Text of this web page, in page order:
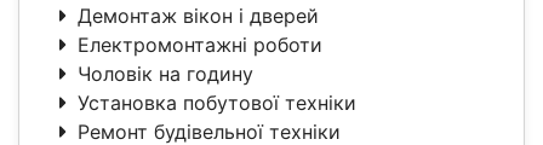
Демонтаж вікон і дверей
Електромонтажні роботи
Чоловік на годину
Установка побутової техніки
Ремонт будівельної техніки